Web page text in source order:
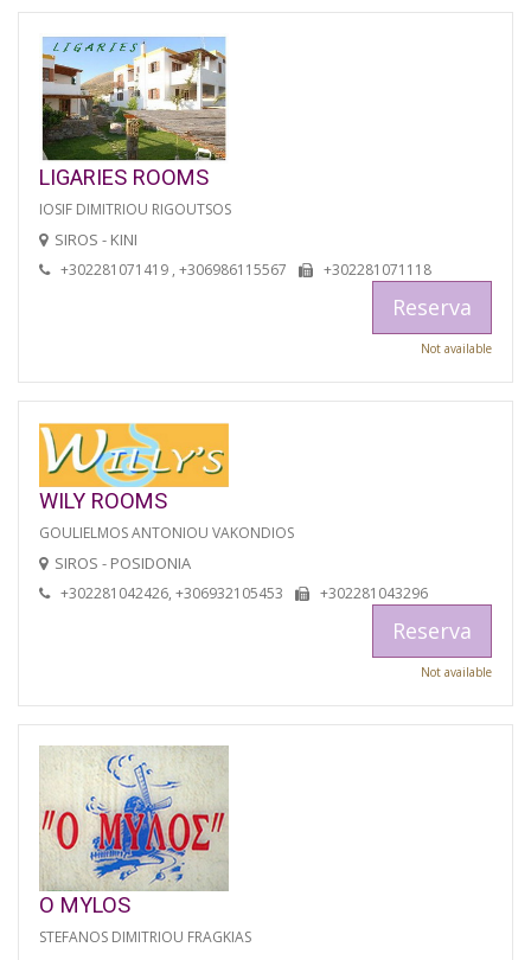
LIGARIES ROOMS
IOSIF DIMITRIOU RIGOUTSOS
SIROS - KINI
+302281071419 , +306986115567 +302281071118
Reserva
Not available
WILY ROOMS
GOULIELMOS ANTONIOU VAKONDIOS
SIROS - POSIDONIA
+302281042426, +306932105453 +302281043296
Reserva
Not available
O MYLOS
STEFANOS DIMITRIOU FRAGKIAS